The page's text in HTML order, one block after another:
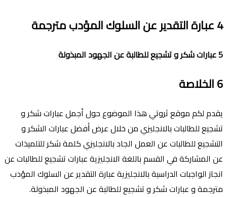
4عبارةالتقديرعن السلوك المؤدبمترجمة
5عبارات شكر و تشجيع للطالبةعن الجهود المبذولة
6الخلاصة
يقدم لكم موقع ثروتي هذا الموضوع حول أجمل عبارات شكر و
تشجيع للطالبات بالانجليزي من خلال عرض ﺃفضل عبارات الشكر و
التشجيع للطالبات عن العمل الجاد بالانجليزي كلمة شكر للتلميذات
عن المشاركة في القسم باللغة الانجليزية عبارات تشجيع للطالبات عن
انجاز الواجبات الدراسية بالانجليزية عبارة التقدير عن السلوك المؤدب
مترجمة و عبارات شكر و تشجيع للطالبة عن الجهود المبذولة.